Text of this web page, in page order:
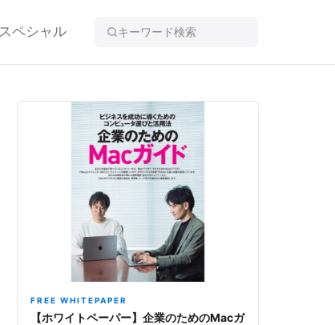
スペシャル
FREE WHITEPAPER
【ホワイトペーパー】企業のためのMacガ